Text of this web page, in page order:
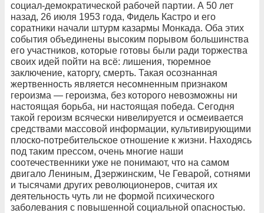
социал-демократической рабочей партии. А 50 лет
назад, 26 июля 1953 года, Фидель Кастро и его
соратники начали штурм казармы Монкада. Оба этих
события объединены высоким порывом большинства
его участников, которые готовы были ради торжества
своих идей пойти на всё: лишения, тюремное
заключение, каторгу, смерть. Такая осознанная
жертвенность является несомненным признаком
героизма — героизма, без которого невозможны ни
настоящая борьба, ни настоящая победа. Сегодня
такой героизм всячески нивелируется и осмеивается
средствами массовой информации, культивирующими
плоско-потребительское отношение к жизни. Находясь
под таким прессом, очень многие наши
соотечественники уже не понимают, что на самом
двигало Лениным, Дзержинским, Че Геварой, сотнями
и тысячами других революционеров, считая их
деятельность чуть ли не формой психического
заболевания с повышенной социальной опасностью.